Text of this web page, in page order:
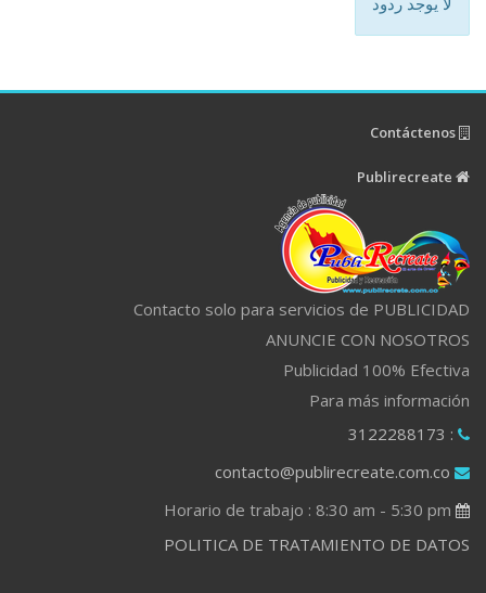
Contacto solo para servicios de PUBLICIDAD
ANUNCIE CON NOSOTROS
Publicidad 100% Efectiva
Para más información
: 3122288173
contacto@publirecreate.com.co
POLITICA DE TRATAMIENTO DE DATOS